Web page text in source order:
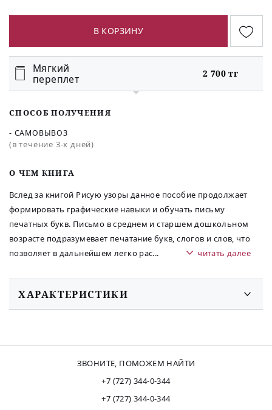
O ЧЕМ КНИГА
Вслед за книгой Рисую узоры данное пособие продолжает
формировать графические навыки и обучать письму
печатных букв. Письмо в среднем и старшем дошкольном
возрасте подразумевает печатание букв, слогов и слов, что
позволяет в дальнейшем легко рас... читать далее
В КОРЗИНУ
Мягкий
переплет
2 700 тг
СПОСОБ ПОЛУЧЕНИЯ
- САМОВЫВОЗ
(в течение 3-х дней)
ХАРАКТЕРИСТИКИ
ЗВОНИТЕ, ПОМОЖЕМ НАЙТИ
+7 (727) 344-0-344
+7 (727) 344-0-344